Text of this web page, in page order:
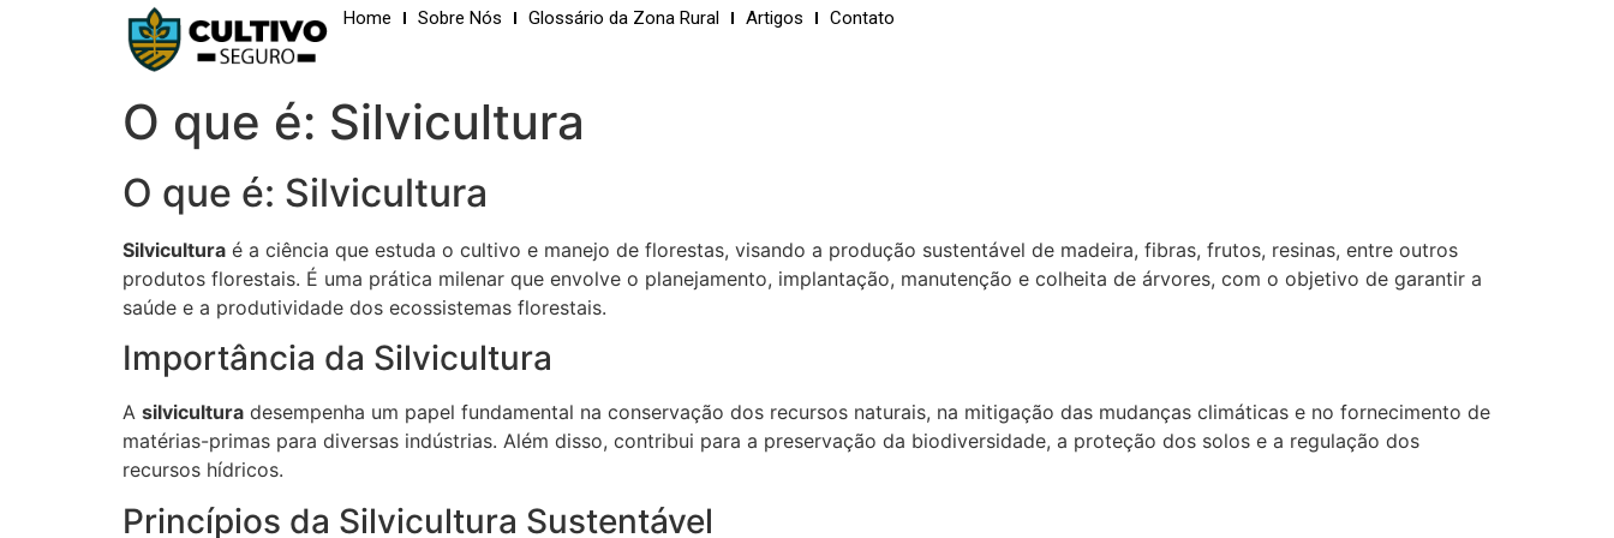
Home Sobre Nós Glossário da Zona Rural Artigos Contato
O que é: Silvicultura
O que é: Silvicultura
Silvicultura é a ciência que estuda o cultivo e manejo de florestas, visando a produção sustentável de madeira, fibras, frutos, resinas, entre outros
produtos florestais. É uma prática milenar que envolve o planejamento, implantação, manutenção e colheita de árvores, com o objetivo de garantir a
saúde e a produtividade dos ecossistemas florestais.
Importância da Silvicultura
A silvicultura desempenha um papel fundamental na conservação dos recursos naturais, na mitigação das mudanças climáticas e no fornecimento de
matérias-primas para diversas indústrias. Além disso, contribui para a preservação da biodiversidade, a proteção dos solos e a regulação dos
recursos hídricos.
Princípios da Silvicultura Sustentável